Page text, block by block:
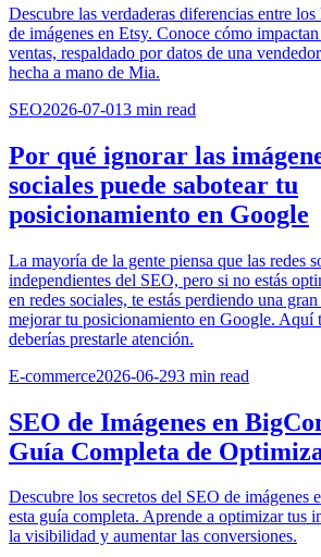
Descubre las verdaderas diferencias entre
de imágenes en Etsy. Conoce cómo
ventas, respaldado por datos de una
hecha a mano de Mia.
SEO2026-07-013 min read
Por qué ignorar las
sociales puede sabotear tu
posicionamiento en Google
La mayoría de la gente piensa que las redes
independientes del SEO, pero si no estás
en redes sociales, te estás perdiendo una
mejorar tu posicionamiento en Google. Aquí
deberías prestarle atención.
E-commerce2026-06-293 min read
SEO de Imágenes en
Guía Completa de
Descubre los secretos del SEO de imágenes
esta guía completa. Aprende a optimizar tus
la visibilidad y aumentar las conversiones.